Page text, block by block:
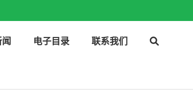
闻 电子目录 联系我们